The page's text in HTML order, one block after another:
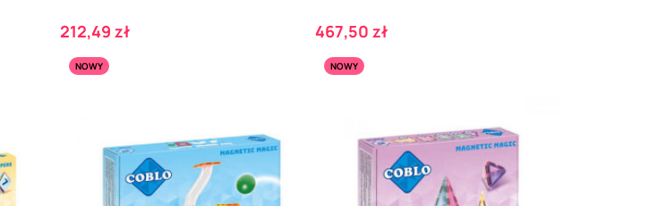
Cena
212,49 zł Cena
467,50 zł
NOWY NOWY